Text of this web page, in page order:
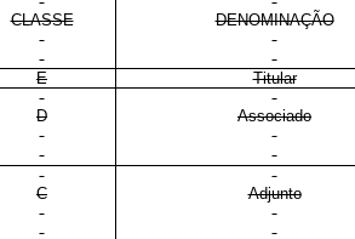
CLASSE DENOMINAÇÃO
E Titular
D Associado
C Adjunto